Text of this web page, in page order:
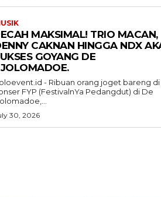
MAKSIMAL! TRIO MACAN,
CAKNAN HINGGA NDX
GOYANG DE
- Ribuan orang joget bareng di
FYP (FestivalnYa Pedangdut) di De
30, 2026